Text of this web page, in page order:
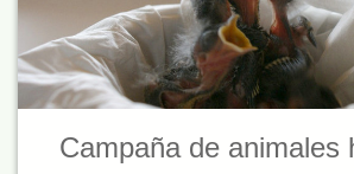
Campaña de animales